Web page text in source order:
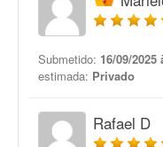
Submetido: 16/09/2025
estimada: Privado
Rafael D